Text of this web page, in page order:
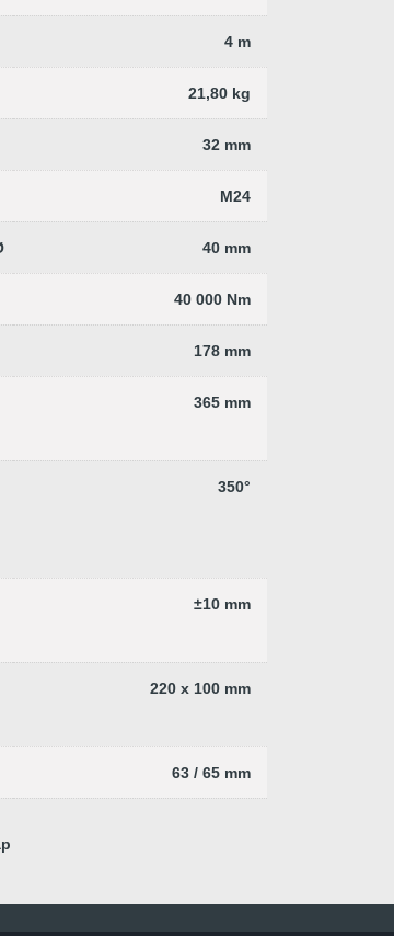
4 m
21,80 kg
32 mm
M24
40 mm
40 000 Nm
178 mm
365 mm
350°
±10 mm
220 x 100 mm
63 / 65 mm